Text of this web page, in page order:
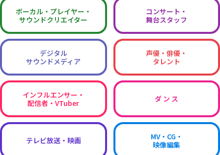
ボーカル・ プレイヤー・
サウンドクリエイター
コンサート・
舞台スタッフ
デジタル
サウンドメディア
声優・俳優・
タレント
インフルエンサー・
配信者・VTuber
ダ ン ス
テレビ放送・映画
MV・CG・
映像編集